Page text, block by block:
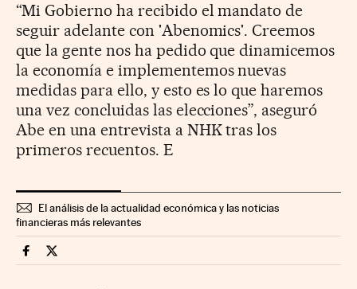
“Mi Gobierno ha recibido el mandato de
seguir adelante con 'Abenomics'. Creemos
que la gente nos ha pedido que dinamicemos
la economía e implementemos nuevas
medidas para ello, y esto es lo que haremos
una vez concluidas las elecciones”, aseguró
Abe en una entrevista a NHK tras los
primeros recuentos. E
El análisis de la actualidad económica y las noticias
financieras más relevantes
Economia Cinco Días en Facebook
Economia Cinco Días en Twitter